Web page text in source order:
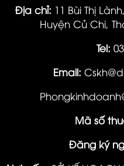
Địa chỉ: 11 Bùi Thị
Huyện Củ Chi,
Tel:
Email:
Mã số
Đăng ký